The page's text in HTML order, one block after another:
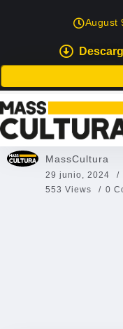
August
GRAN CANARIA
Los
Los Premios Réplica
MassCultura
29 junio, 2024
553 Views
0